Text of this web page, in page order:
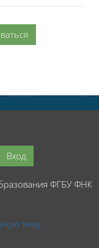
Вход
ФГБУ
тему